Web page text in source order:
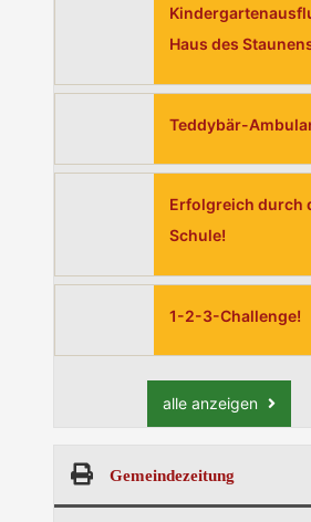
Haus des
Teddybär-
Erfolgreich durch
Schule!
1-2-3-Challenge!
alle anzeigen
Gemeindezeitung